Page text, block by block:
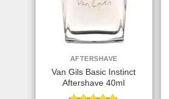
AFTERSHAVE
Van Gils Basic Instinct
Aftershave 40ml